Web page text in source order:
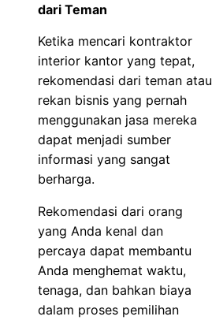
dari Teman
Ketika mencari kontraktor
interior kantor yang tepat,
rekomendasi dari teman atau
rekan bisnis yang pernah
menggunakan jasa mereka
dapat menjadi sumber
informasi yang sangat
berharga.
Rekomendasi dari orang
yang Anda kenal dan
percaya dapat membantu
Anda menghemat waktu,
tenaga, dan bahkan biaya
dalam proses pemilihan